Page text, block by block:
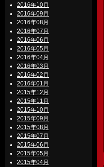
2016年10月
2016年09月
2016年08月
2016年07月
2016年06月
2016年05月
2016年04月
2016年03月
2016年02月
2016年01月
2015年12月
2015年11月
2015年10月
2015年09月
2015年08月
2015年07月
2015年06月
2015年05月
2015年04月